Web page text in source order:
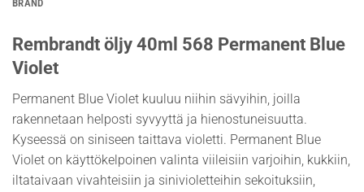
BRAND
Rembrandt öljy 40ml 568 Permanent Blue
Violet
Permanent Blue Violet kuuluu niihin sävyihin, joilla
rakennetaan helposti syvyyttä ja hienostuneisuutta.
Kyseessä on siniseen taittava violetti. Permanent Blue
Violet on käyttökelpoinen valinta viileisiin varjoihin, kukkiin,
iltataivaan vivahteisiin ja sinivioletteihin sekoituksiin,